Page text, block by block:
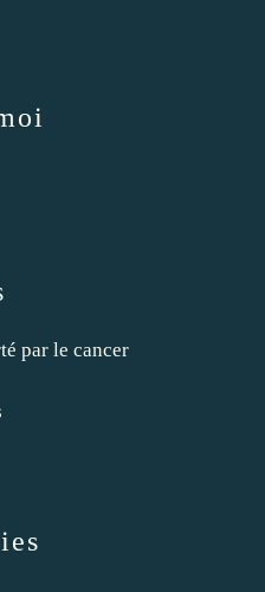
par le cancer